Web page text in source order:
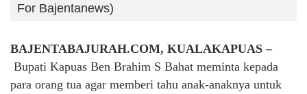
For Bajentanews)
BAJENTABAJURAH.COM, KUALAKAPUAS –
Bupati Kapuas Ben Brahim S Bahat meminta kepada
para orang tua agar memberi tahu anak-anaknya untuk